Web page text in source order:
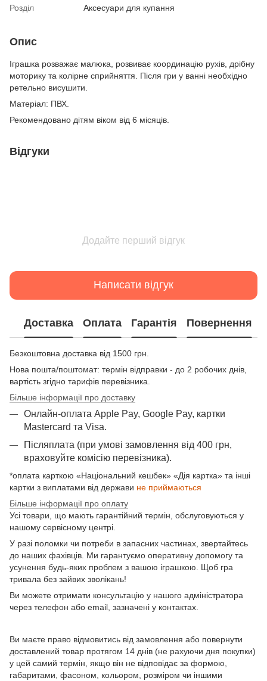
Розділ
Аксесуари для купання
Опис
Іграшка розважає малюка, розвиває координацію рухів, дрібну
моторику та колірне сприйняття. Після гри у ванні необхідно
ретельно висушити.
Матеріал: ПВХ.
Рекомендовано дітям віком від 6 місяців.
Відгуки
Додайте перший відгук
Написати відгук
Доставка Оплата Гарантія Повернення
Безкоштовна доставка від 1500 грн.
Нова пошта/поштомат: термін відправки - до 2 робочих днів,
вартість згідно тарифів перевізника.
Більше інформації про доставку
Онлайн-оплата Apple Pay, Google Pay, картки
Mastercard та Visа.
Післяплата (при умові замовлення від 400 грн,
враховуйте комісію перевізника).
*оплата карткою «Національний кешбек» «Дія картка» та інші
картки з виплатами від держави не приймаються
Більше інформації про оплату
Усі товари, що мають гарантійний термін, обслуговуються у
нашому сервісному центрі.
У разі поломки чи потреби в запасних частинах, звертайтесь
до наших фахівців. Ми гарантуємо оперативну допомогу та
усунення будь-яких проблем з вашою іграшкою. Щоб гра
тривала без зайвих зволікань!
Ви можете отримати консультацію у нашого адміністратора
через телефон або email, зазначені у контактах.
Ви маєте право відмовитись від замовлення або повернути
доставлений товар протягом 14 днів (не рахуючи дня покупки)
у цей самий термін, якщо він не відповідає за формою,
габаритами, фасоном, кольором, розміром чи іншими